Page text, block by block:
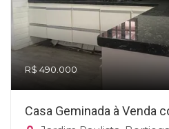
R$ 490.000
Casa Geminada à Venda